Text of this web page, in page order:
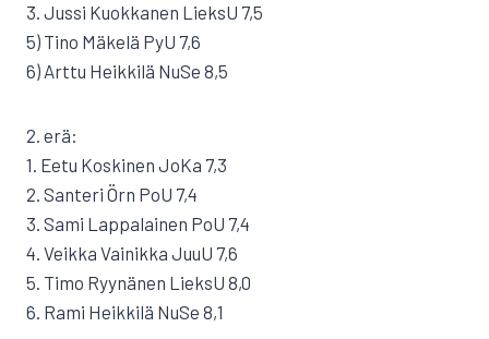
3. Jussi Kuokkanen LieksU 7,5
5) Tino Mäkelä PyU 7,6
6) Arttu Heikkilä NuSe 8,5
2. erä:
1. Eetu Koskinen JoKa 7,3
2. Santeri Örn PoU 7,4
3. Sami Lappalainen PoU 7,4
4. Veikka Vainikka JuuU 7,6
5. Timo Ryynänen LieksU 8,0
6. Rami Heikkilä NuSe 8,1